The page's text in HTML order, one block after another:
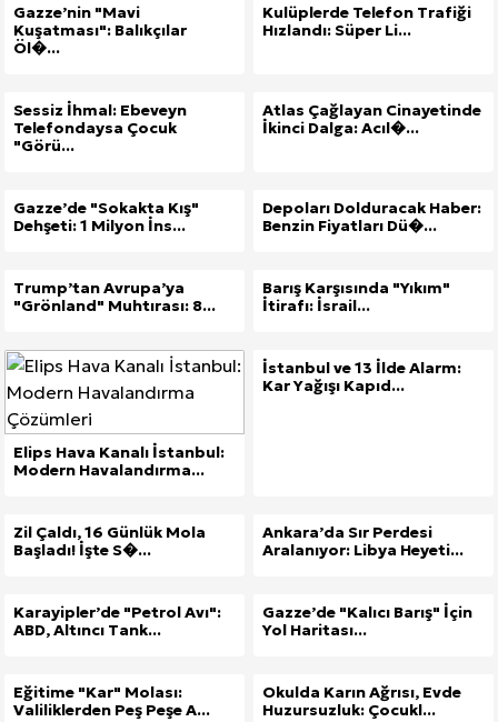
Gazze’nin "Mavi
Kuşatması": Balıkçılar
Öl�...
Kulüplerde Telefon Trafiği
Hızlandı: Süper Li...
Sessiz İhmal: Ebeveyn
Telefondaysa Çocuk
"Görü...
Atlas Çağlayan Cinayetinde
İkinci Dalga: Acıl�...
Gazze’de "Sokakta Kış"
Dehşeti: 1 Milyon İns...
Depoları Dolduracak Haber:
Benzin Fiyatları Dü�...
Trump’tan Avrupa’ya
"Grönland" Muhtırası: 8...
Barış Karşısında "Yıkım"
İtirafı: İsrail...
Elips Hava Kanalı İstanbul:
Modern Havalandırma...
İstanbul ve 13 İlde Alarm:
Kar Yağışı Kapıd...
Zil Çaldı, 16 Günlük Mola
Başladı! İşte S�...
Ankara’da Sır Perdesi
Aralanıyor: Libya Heyeti...
Karayipler’de "Petrol Avı":
ABD, Altıncı Tank...
Gazze’de "Kalıcı Barış" İçin
Yol Haritası...
Eğitime "Kar" Molası:
Valiliklerden Peş Peşe A...
Okulda Karın Ağrısı, Evde
Huzursuzluk: Çocukl...